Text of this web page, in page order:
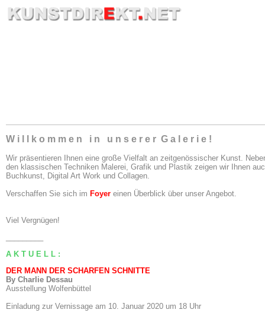
W i l l k o m m e n i n u n s e r e r G a l e r i e !
Wir präsentieren Ihnen eine große Vielfalt an zeitgenössischer Kunst.
den klassischen Techniken Malerei, Grafik und Plastik zeigen wir Ihnen
Buchkunst, Digital Art Work und Collagen.
Verschaffen Sie sich im Foyer einen Überblick über unser Angebot.
Viel Vergnügen!
A K T U E L L :
DER MANN DER SCHARFEN SCHNITTE
By Charlie Dessau
Ausstellung Wolfenbüttel
Einladung zur Vernissage am 10. Januar 2020 um 18 Uhr